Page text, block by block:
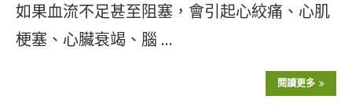
如果血流不足甚至阻塞，會引起心絞痛、心肌
梗塞、心臟衰竭、腦 …
閱讀更多